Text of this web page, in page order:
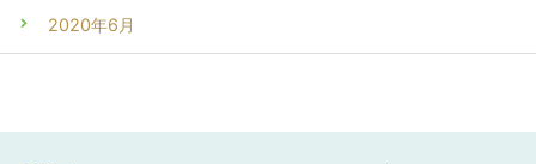
2020年6月